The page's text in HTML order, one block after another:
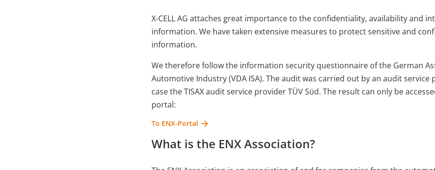
X-CELL AG attaches great importance to the confidentiality, availability and
information. We have taken extensive measures to protect sensitive and
information.
We therefore follow the information security questionnaire of the German
Automotive Industry (VDA ISA). The audit was carried out by an audit service
case the TISAX audit service provider TÜV Süd. The result can only be
portal:
To ENX-Portal
What is the ENX Association?